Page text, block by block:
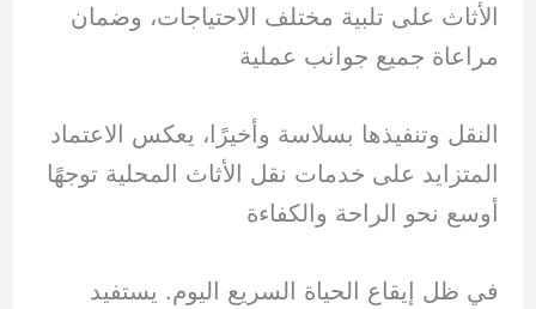
الأثاث على تلبية مختلف الاحتياجات، وضمان
مراعاة جميع جوانب عملية
النقل وتنفيذها بسلاسة وأخيرًا، يعكس الاعتماد
المتزايد على خدمات نقل الأثاث المحلية توجهًا
أوسع نحو الراحة والكفاءة
في ظل إيقاع الحياة السريع اليوم. يستفيد